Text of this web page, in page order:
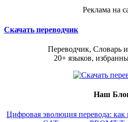
Реклама на
Скачать переводчик
Переводчик, Словарь
20+ языков,
Наш
Цифровая эволюция перевода: как